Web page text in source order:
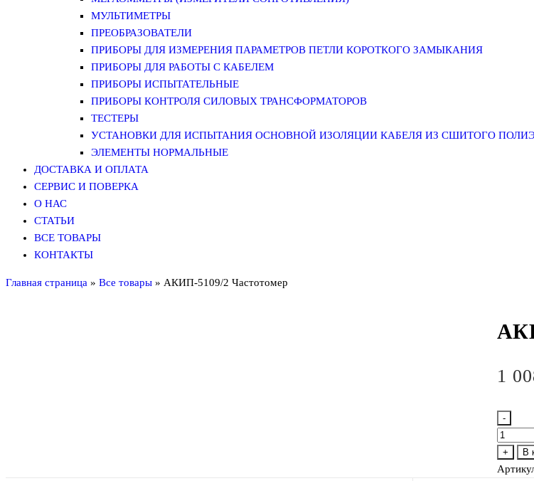
МУЛЬТИМЕТРЫ
ПРЕОБРАЗОВАТЕЛИ
ПРИБОРЫ ДЛЯ ИЗМЕРЕНИЯ ПАРАМЕТРОВ ПЕТЛИ КОРОТКОГО ЗАМЫКАНИЯ
ПРИБОРЫ ДЛЯ РАБОТЫ С КАБЕЛЕМ
ПРИБОРЫ ИСПЫТАТЕЛЬНЫЕ
ПРИБОРЫ КОНТРОЛЯ СИЛОВЫХ ТРАНСФОРМАТОРОВ
ТЕСТЕРЫ
УСТАНОВКИ ДЛЯ ИСПЫТАНИЯ ОСНОВНОЙ ИЗОЛЯЦИИ КАБЕЛЯ ИЗ СШИТОГО
ЭЛЕМЕНТЫ НОРМАЛЬНЫЕ
ДОСТАВКА И ОПЛАТА
СЕРВИС И ПОВЕРКА
О НАС
СТАТЬИ
ВСЕ ТОВАРЫ
КОНТАКТЫ
Главная страница » Все товары » АКИП-5109/2 Частотомер
1
-
товара
АКИП-
+ В